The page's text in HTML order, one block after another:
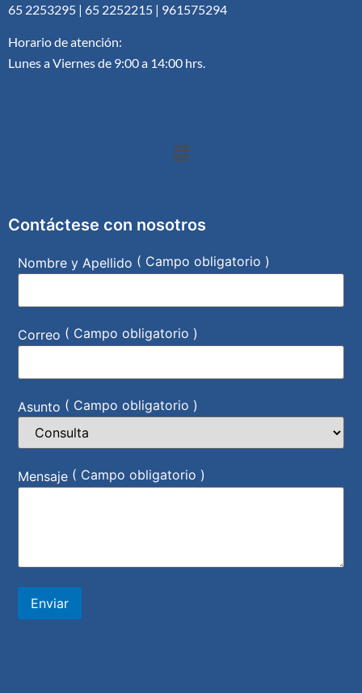
65 2253295 | 65 2252215 | 961575294
Horario de atención:
Lunes a Viernes de 9:00 a 14:00 hrs.
Contáctese con nosotros
Nombre y Apellido ( Campo obligatorio )
Correo ( Campo obligatorio )
Asunto ( Campo obligatorio )
Mensaje ( Campo obligatorio )
Enviar